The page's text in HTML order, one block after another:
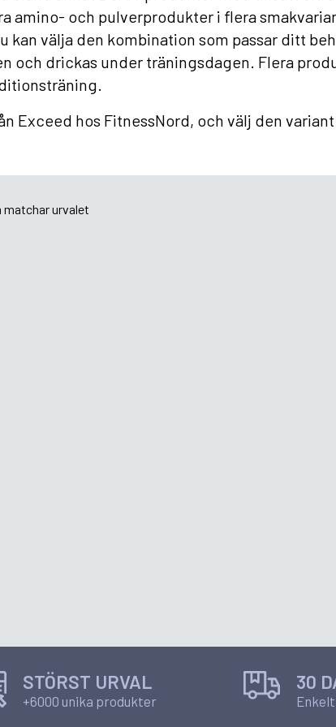
amino- och pulverprodukter i flera
kan välja den kombination som passar ditt
och drickas under träningsdagen. Flera
Exceed hos FitnessNord, och välj den
urvalet
STÖRST URVAL
+6000 unika produkter
30